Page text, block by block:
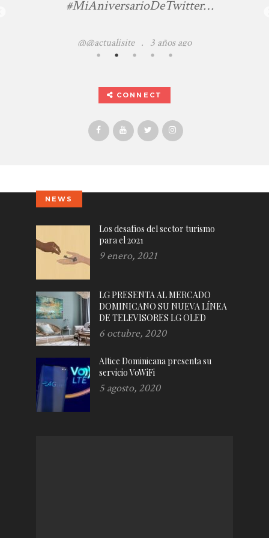
#MiAniversarioDeTwitter
@@actualisite 3 años ago
CONNECT
NEWS
Los desafíos del sector turismo
para el 2021
9 enero, 2021
LG PRESENTA AL MERCADO
DOMINICANO SU NUEVA LÍNEA
DE TELEVISORES LG OLED
6 octubre, 2020
Altice Dominicana presenta su
servicio VoWiFi
5 agosto, 2020